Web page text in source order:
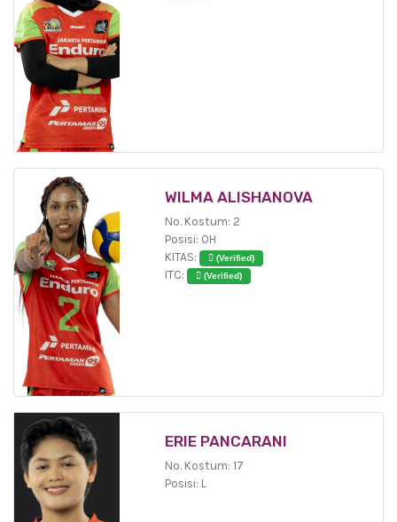
WILMA ALISHANOVA
No. Kostum: 2
Posisi: OH
KITAS:
(Verified)
ITC: (Verified)
ERIE PANCARANI
No. Kostum: 17
Posisi: L